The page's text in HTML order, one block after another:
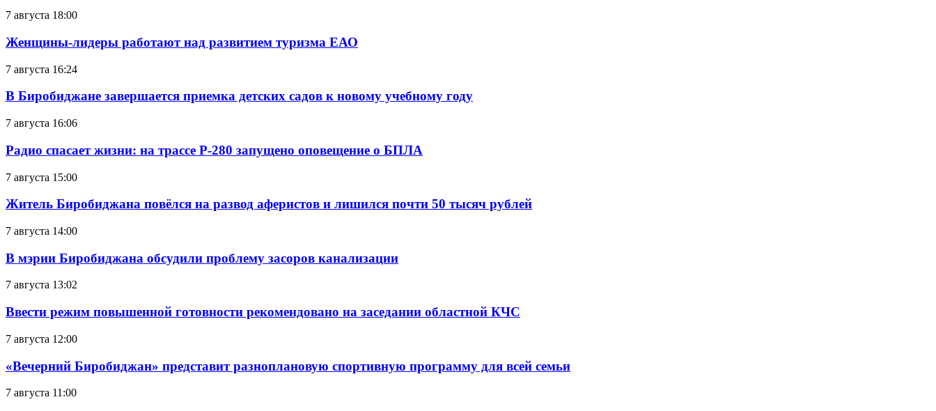
7 августа 18:00
Женщины-лидеры работают над развитием туризма ЕАО
7 августа 16:24
В Биробиджане завершается приемка детских садов к новому учебному году
7 августа 16:06
Радио спасает жизни: на трассе Р-280 запущено оповещение о БПЛА
7 августа 15:00
Житель Биробиджана повёлся на развод аферистов и лишился почти 50 тысяч рублей
7 августа 14:00
В мэрии Биробиджана обсудили проблему засоров канализации
7 августа 13:02
Ввести режим повышенной готовности рекомендовано на заседании областной КЧС
7 августа 12:00
«Вечерний Биробиджан» представит разноплановую спортивную программу для всей семьи
7 августа 11:00